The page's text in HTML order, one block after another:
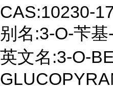
CAS:10230-
别名:3-O-苄
英文名:3-O-